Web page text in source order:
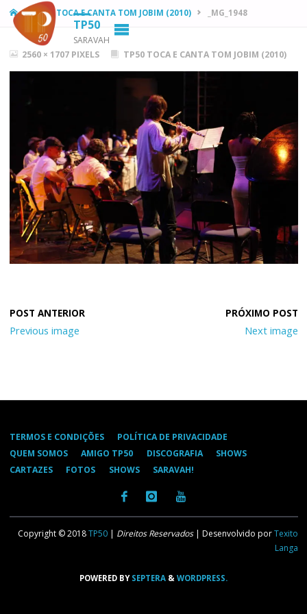
TP50
SARAVAH
HOMETP50 TOCA E CANTA TOM JOBIM (2010) _MG_1948
FULL2560 × 1707 PIXELS TP50 TOCA E CANTA TOM JOBIM (2010)
Previous image Next image
TERMOS E CONDIÇÕES
POLÍTICA DE PRIVACIDADE
QUEM SOMOS
AMIGO TP50 DISCOGRAFIA
SHOWS
CARTAZES
FOTOS SHOWS SARAVAH!
Copyright © 2018TP50 | Direitos Reservados| Desenvolvido porTexito
Langa
POWERED BYSEPTERA & WORDPRESS.